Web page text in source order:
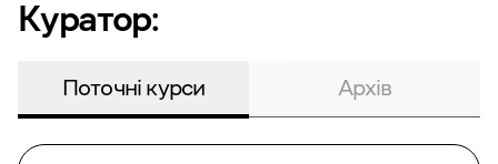
Куратор:
Поточні курси Архів